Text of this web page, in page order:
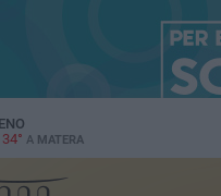
34° A MATERA